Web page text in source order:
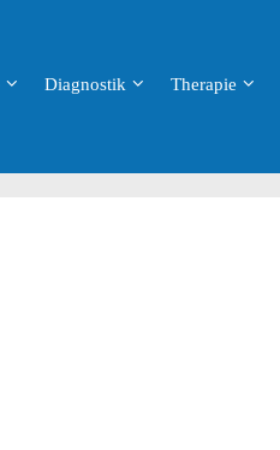
Diagnostik Therapie